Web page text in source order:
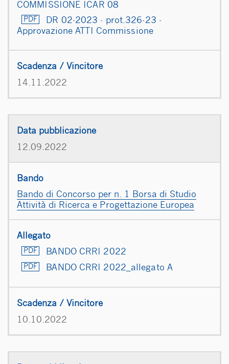
COMMISSIONE ICAR 08
DR 02-2023 - prot.326-23 -
Approvazione ATTI Commissione
14.11.2022
12.09.2022
Bando di Concorso per n. 1 Borsa di Studio
Attività di Ricerca e Progettazione Europea
BANDO CRRI 2022
BANDO CRRI 2022_allegato A
10.10.2022